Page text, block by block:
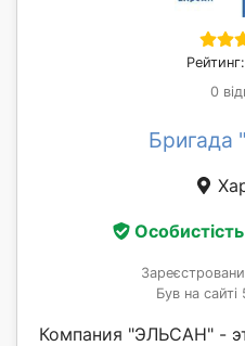
0
Був на
Компания "ЭЛЬСАН" -